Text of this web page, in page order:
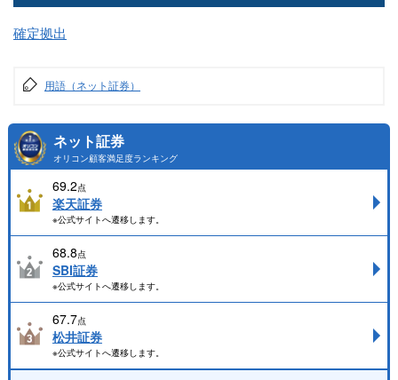
確定拠出
用語（ネット証券）
ネット証券
オリコン顧客満足度ランキング
69.2点
楽天証券
※公式サイトへ遷移します。
68.8点
SBI証券
※公式サイトへ遷移します。
67.7点
松井証券
※公式サイトへ遷移します。